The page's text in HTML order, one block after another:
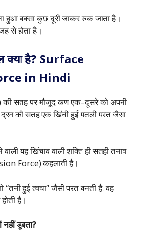
हुआ बक्सा कुछ दूरी जाकर रुक जाता है।
से होता है।
क्या है? Surface
in Hindi
सतह पर मौजूद कण एक–दूसरे को अपनी
की सतह एक खिंची हुई पतली परत जैसा
यह खिंचाव वाली शक्ति ही सतही तनाव
Force) कहलाती है।
“तनी हुई त्वचा” जैसी परत बनती है, वह
है।
नहीं डूबता?